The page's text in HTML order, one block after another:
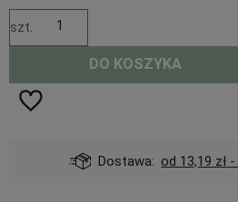
szt.
DO KOSZYKA
Dostawa: od 13,19 zł -